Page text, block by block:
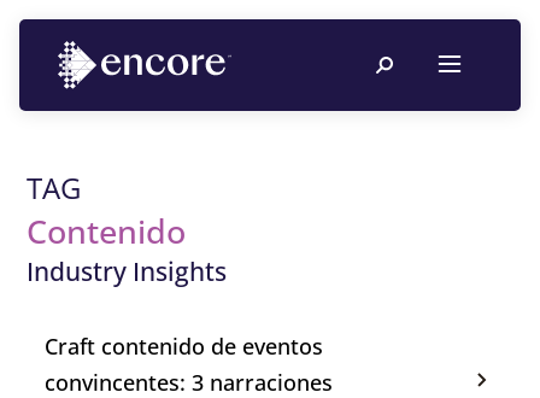
TAG
Contenido
Industry Insights
Craft contenido de eventos
convincentes: 3 narraciones